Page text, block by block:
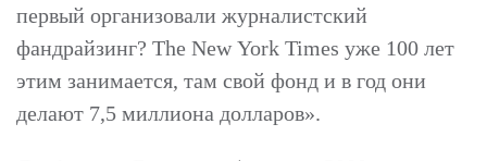
первый организовали журналистский
фандрайзинг? The New York Times уже 100 лет
этим занимается, там свой фонд и в год они
делают 7,5 миллиона долларов».